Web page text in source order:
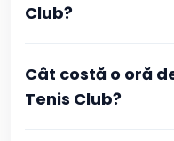
Club?
pagina clubului, fără
Alegi sportul, vezi
Cât costă o oră
Tenis Club?